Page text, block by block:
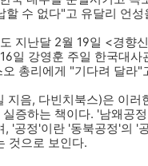
할 수 없다"고 유달리 언성
지난달 2월 19일 <경향
일 강영훈 주일 한국대
총리에게 "기다려 달라
지음, 다빈치북스)은 이러
증하는 책이다. '남왜공
, '공정'이란 '동북공정'의 '
것으로 보인다.